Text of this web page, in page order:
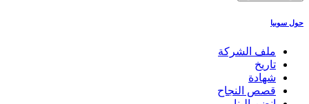
حول سوبيا
ملف الشركة
تاريخ
شهادة
قصص النجاح